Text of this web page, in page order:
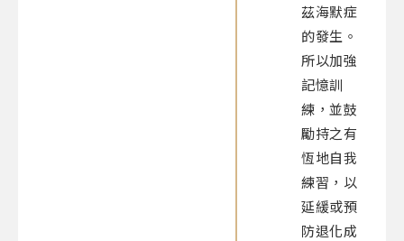
茲海默症
的發生。
所以加強
記憶訓
練，並鼓
勵持之有
恆地自我
練習，以
延緩或預
防退化成